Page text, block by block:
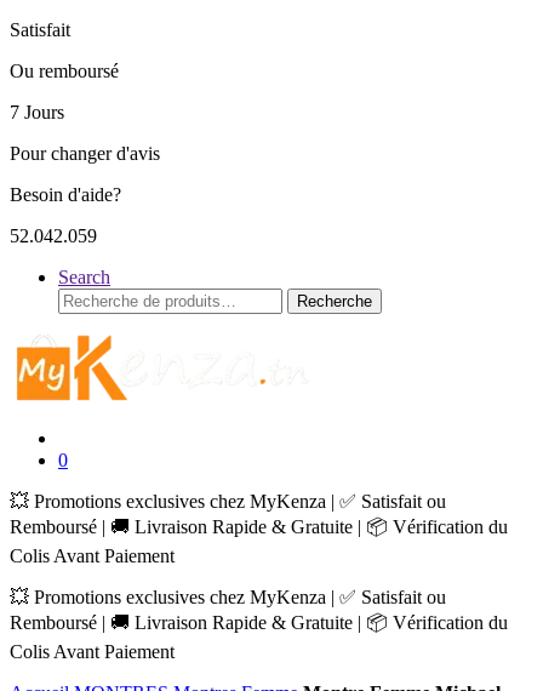
Satisfait
Ou remboursé
7 Jours
Pour changer d'avis
Besoin d'aide?
52.042.059
Search
Recherche
pour :
Recherche
0
💥 Promotions exclusives chez MyKenza | ✅ Satisfait ou
Remboursé | 🚚 Livraison Rapide & Gratuite | 📦 Vérification du
Colis Avant Paiement
💥 Promotions exclusives chez MyKenza | ✅ Satisfait ou
Remboursé | 🚚 Livraison Rapide & Gratuite | 📦 Vérification du
Colis Avant Paiement